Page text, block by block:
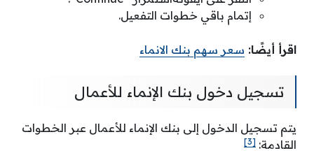
إتمام باقي خطوات التفعيل.
اقرأ أيضًا: سعر سهم بنك الانماء
تسجيل دخول بنك الإنماء للأعمال
يتم تسجيل الدخول إلى بنك الإنماء للأعمال عبر الخطوات
القادمة: [3]